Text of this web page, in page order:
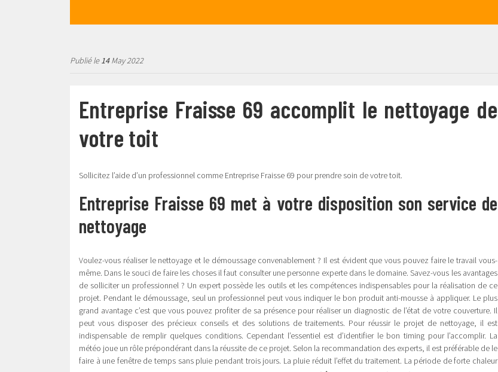
Publié le14May 2022
Entreprise Fraisse 69 accomplit le nettoyage de
votre toit
Sollicitez l’aide d’un professionnel comme Entreprise Fraisse 69 pour prendre soin de votre toit.
Entreprise Fraisse 69 met à votre disposition son service de
nettoyage
Voulez-vous réaliser le nettoyage et le démoussage convenablement ? Il est évident que vous pouvez faire le travail vous-
même. Dans le souci de faire les choses il faut consulter une personne experte dans le domaine. Savez-vous les avantages
de solliciter un professionnel ? Un expert possède les outils et les compétences indispensables pour la réalisation de ce
projet. Pendant le démoussage, seul un professionnel peut vous indiquer le bon produit anti-mousse à appliquer. Le plus
grand avantage c’est que vous pouvez profiter de sa présence pour réaliser un diagnostic de l’état de votre couverture. Il
peut vous disposer des précieux conseils et des solutions de traitements. Pour réussir le projet de nettoyage, il est
indispensable de remplir quelques conditions. Cependant l’essentiel est d’identifier le bon timing pour l’accomplir. La
météo joue un rôle prépondérant dans la réussite de ce projet. Selon la recommandation des experts, il est préférable de le
faire à une fenêtre de temps sans pluie pendant trois jours. La pluie réduit l’effet du traitement. La période de forte chaleur